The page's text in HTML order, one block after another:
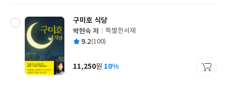
구미호 식당
글
쓴
박현숙 저
출
사
특별한서재
평 9.2(100)
가
11,250원 10%